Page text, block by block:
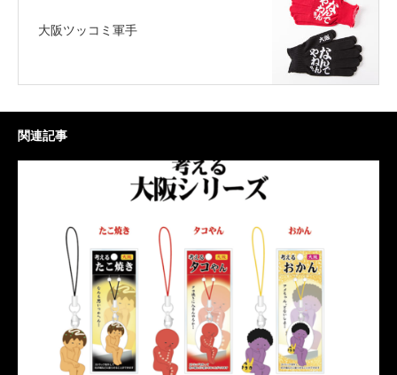
大阪ツッコミ軍手
関連記事